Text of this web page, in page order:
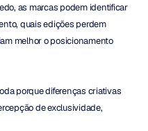
as marcas podem identificar
quais edições perdem
melhor o posicionamento
porque diferenças criativas
de exclusividade,